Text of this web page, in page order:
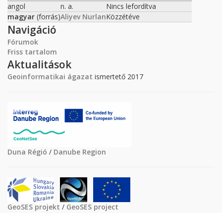
angol
n. a.
Nincs lefordítva
magyar (forrás)Aliyev NurlanKözzétéve
Navigáció
Fórumok
Friss tartalom
Aktualitások
Geoinformatikai ágazat ismertető 2017
Duna Régió / Danube Region
GeoSES projekt / GeoSES project